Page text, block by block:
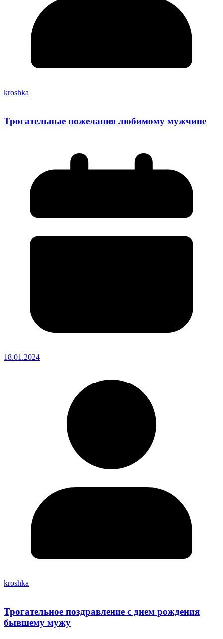
kroshka
Трогательные пожелания любимому мужчине
18.01.2024
kroshka
Трогательное поздравление с днем рождения
бывшему мужу